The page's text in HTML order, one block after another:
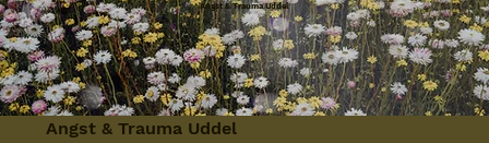
Angst & Trauma Uddel
Angst & Trauma Uddel